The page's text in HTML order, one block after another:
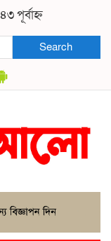
পূর্বাহ্ন
Search